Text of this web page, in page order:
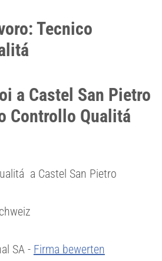
Tecnico
a Castel San Pietro
Controllo Qualitá
a Castel San Pietro
SA - Firma bewerten